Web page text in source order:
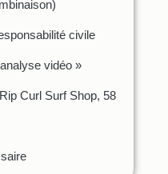
civile
vidéo »
Curl Surf Shop, 58